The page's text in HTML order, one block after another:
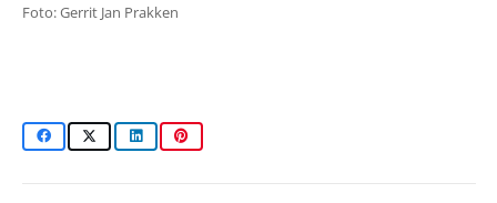
Foto: Gerrit Jan Prakken